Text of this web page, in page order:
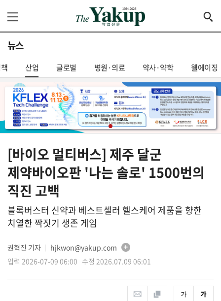
뉴스
산업 글로벌 병원·의료 약사·약학 웰에이징
[바이오 멀티버스] 제주 달군
제약바이오판 '나는 솔로' 1500번의
직진 고백
블록버스터 신약과 베스트셀러 헬스케어 제품을 향한
치열한 짝짓기 생존 게임
권혁진 기자
hjkwon@yakup.com
입력 2026-07-09 06:00 수정 2026.07.09 06:01